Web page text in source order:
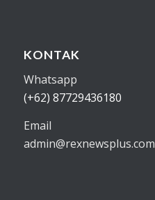
KONTAK
Whatsapp
(+62) 87729436180
Email
admin@rexnewsplus.com